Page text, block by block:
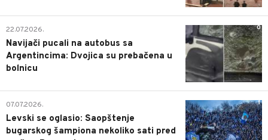
0
22.07.2026.
Navijači pucali na autobus sa
Argentincima: Dvojica su prebačena u
bolnicu
1
07.07.2026.
Levski se oglasio: Saopštenje
bugarskog šampiona nekoliko sati pred